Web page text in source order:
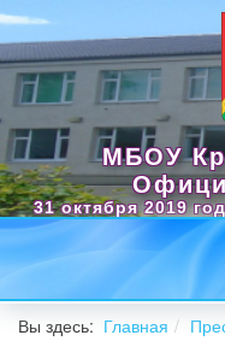
МБОУ
31 октября 2019
Вы здесь: Главная